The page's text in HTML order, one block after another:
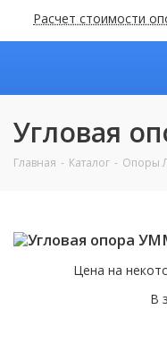
Расчет стоимости
Угловая
Главная Каталог Опоры
Цена на
В